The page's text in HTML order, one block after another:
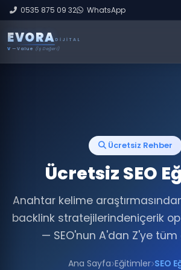
0535 875 09 32 WhatsApp
EVORA DIJITAL
V — Value (İş Değeri)
Ücretsiz Rehber
Ücretsiz SEO
Anahtar kelime
backlink stratejilerindeniçerik
— SEO'nun A'dan Z'ye tüm
Ana Sayfa Eğitimler SEO